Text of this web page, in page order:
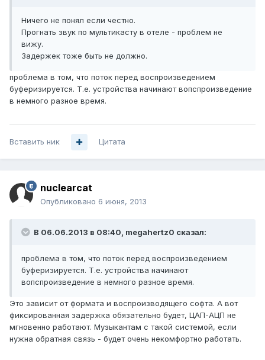
Ничего не понял если честно.
Прогнать звук по мультикасту в отеле - проблем не
вижу.
Задержек тоже быть не должно.
проблема в том, что поток перед воспроизведением
буферизируется. Т.е. устройства начинают вопспроизведение
в немного разное время.
Вставить ник Цитата
nuclearcat
Опубликовано 6 июня, 2013
В 06.06.2013 в 08:40, megahertz0 сказал:
проблема в том, что поток перед воспроизведением
буферизируется. Т.е. устройства начинают
вопспроизведение в немного разное время.
Это зависит от формата и воспроизводящего софта. А вот
фиксированная задержка обязательно будет, ЦАП-АЦП не
мгновенно работают. Музыкантам с такой системой, если
нужна обратная связь - будет очень некомфортно работать.